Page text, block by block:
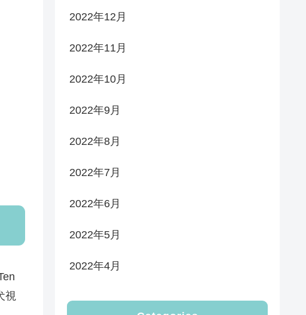
視
2022年12月
2022年11月
2022年10月
2022年9月
2022年8月
2022年7月
2022年6月
2022年5月
2022年4月